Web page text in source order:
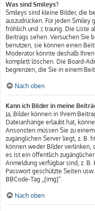
Was sind Smileys?
Smileys sind kleine Bilder, die
auszudrücken. Für jeden Smiley
fröhlich und :( traurig. Die Liste
Beitrags sehen. Versuchen Sie
benutzen, sie können einen
Moderator könnte deshalb
komplett löschen. Die Board-
begrenzen, die Sie in einem
Nach oben
Kann ich Bilder in meine
Ja, Bilder können in Ihrem
Dateianhänge erlaubt hat,
Ansonsten müssen Sie zu
zugänglichen Server liegt, z.
können weder Bilder verlinken,
es ist ein öffentlich
Anmeldung verfügbar sind, z.
Passwort geschützte Seiten
BBCode-Tag „[img]“.
Nach oben